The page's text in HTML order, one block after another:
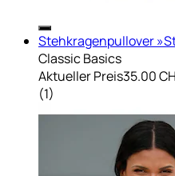
Stehkragenpullover
Classic Basics
Aktueller Preis35.00
(1)